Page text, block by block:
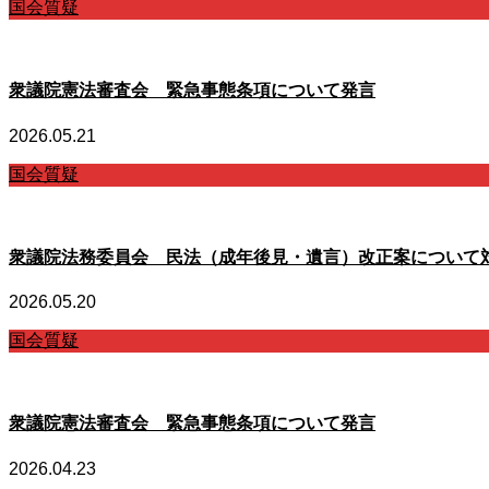
国会質疑
衆議院憲法審査会 緊急事態条項について発言
2026.05.21
国会質疑
衆議院法務委員会 民法（成年後見・遺言）改正案について
2026.05.20
国会質疑
衆議院憲法審査会 緊急事態条項について発言
2026.04.23